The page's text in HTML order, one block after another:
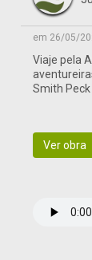
em 26/05/
Viaje pela
Smith Peck
Ver obra